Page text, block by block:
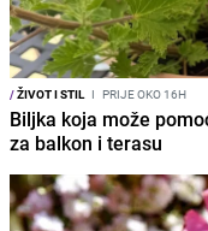
/ŽIVOT I STIL I PRIJE OKO 16H
Biljka koja može
za balkon i terasu